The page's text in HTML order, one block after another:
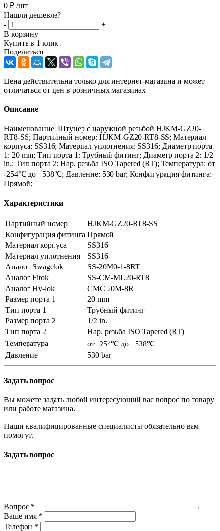
0 ₽ /шт
Нашли дешевле?
-
+
В корзину
Купить в 1 клик
Поделиться
Цена действительна только для интернет-магазина и может
отличаться от цен в розничных магазинах
Описание
Наименование: Штуцер с наружной резьбой HJKM-GZ20-
RT8-SS; Партийный номер: HJKM-GZ20-RT8-SS; Материал
корпуса: SS316; Материал уплотнения: SS316; Диаметр порта
1: 20 mm; Тип порта 1: Трубный фитинг; Диаметр порта 2: 1/2
in.; Тип порта 2: Нар. резьба ISO Tapered (RT); Температура: от
-254℃ до +538℃; Давление: 530 bar; Конфигурация фитинга:
Прямой;
Характеристики
Партийный номер
HJKM-GZ20-RT8-SS
Конфигурация фитинга Прямой
Материал корпуса
SS316
Материал уплотнения
SS316
Аналог Swagelok
SS-20M0-1-8RT
Аналог Fitok
SS-CM-ML20-RT8
Аналог Hy-lok
CMC 20M-8R
Размер порта 1
20 mm
Тип порта 1
Трубный фитинг
Размер порта 2
1/2 in.
Тип порта 2
Нар. резьба ISO Tapered (RT)
Температура
от -254℃ до +538℃
Давление
530 bar
Задать вопрос
Вы можете задать любой интересующий вас вопрос по товару
или работе магазина.
Наши квалифицированные специалисты обязательно вам
помогут.
Задать вопрос
Вопрос *
Ваше имя *
Телефон *